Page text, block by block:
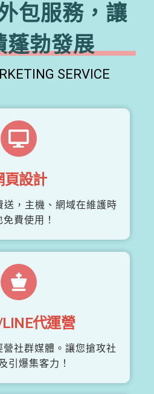
包服務，讓
蓬勃發展
SERVICE
頁設計
，主機、網域在維護時
免費使用！
代運營
社群媒體。讓您搶攻社
引爆集客力！